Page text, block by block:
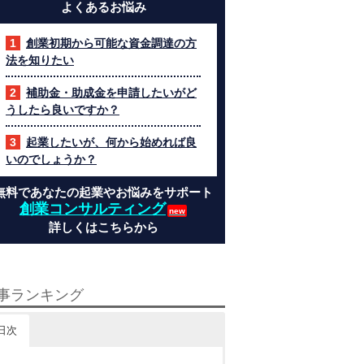
よくあるお悩み
創業初期から可能な資金調達の方
法を知りたい
補助金・助成金を申請したいがど
うしたら良いですか？
起業したいが、何から始めれば良
いのでしょうか？
料であなたの起業やお悩みをサポート
創業コンサルティング
詳しくはこちらから
ランキング
次